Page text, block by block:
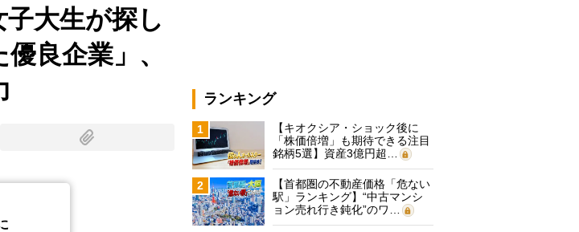
大生が探し
良企業」、
ランキング
1
【キオクシア・ショック後に
「株価倍増」も期待できる注目
銘柄5選】資産3億円超…
2
【首都圏の不動産価格「危ない
駅」ランキング】“中古マンシ
ョン売れ行き鈍化”のワ…